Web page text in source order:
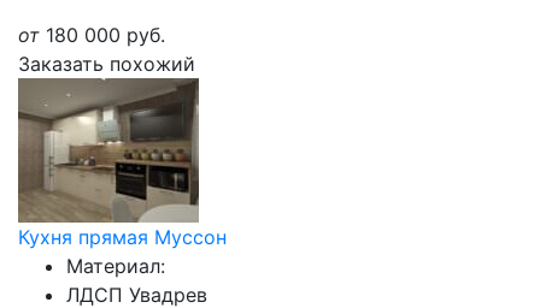
от 180 000 руб.
Заказать похожий
Кухня прямая Муссон
Материал:
ЛДСП Увадрев